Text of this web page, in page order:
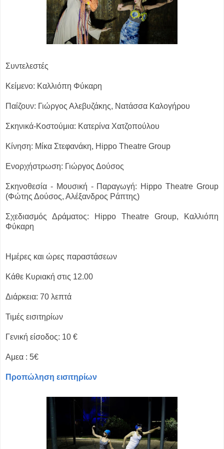
Συντελεστές
Κείμενο: Καλλιόπη Φύκαρη
Παίζουν: Γιώργος Αλεβυζάκης, Νατάσσα Καλογήρου
Σκηνικά-Κοστούμια: Κατερίνα Χατζοπούλου
Κίνηση: Μίκα Στεφανάκη, Ηippo Theatre Group
Ενορχήστρωση: Γιώργος Δούσος
Σκηνοθεσία - Μουσική - Παραγωγή: Hippo Theatre Group
(Φώτης Δούσος, Αλέξανδρος Ράπτης)
Σχεδιασμός Δράματος: Hippo Theatre Group, Καλλιόπη
Φύκαρη
Ημέρες και ώρες παραστάσεων
Κάθε Κυριακή στις 12.00
Διάρκεια: 70 λεπτά
Τιμές εισιτηρίων
Γενική είσοδος: 10 €
Αμεα : 5€
Προπώληση εισιτηρίων